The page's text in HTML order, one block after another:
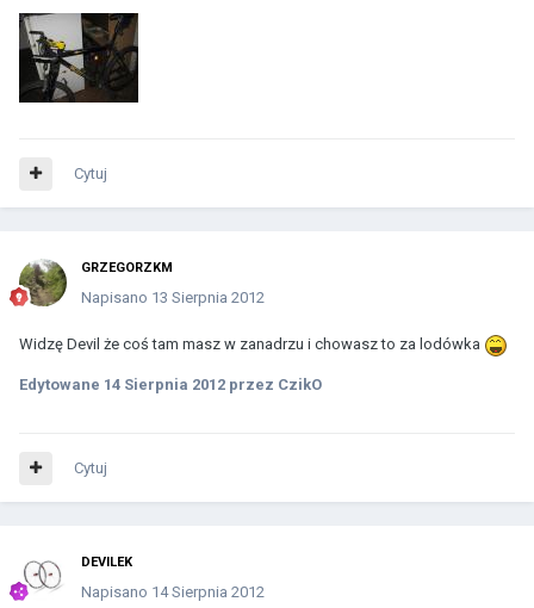
Cytuj
GRZEGORZKM
Napisano 13 Sierpnia 2012
Widzę Devil że coś tam masz w zanadrzu i chowasz to za lodówka
Edytowane 14 Sierpnia 2012 przez CzikO
Cytuj
DEVILEK
Napisano 14 Sierpnia 2012